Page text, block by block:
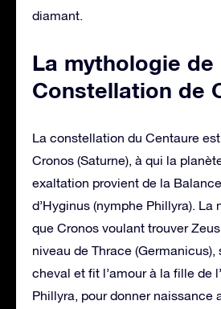
diamant.
La mythologie de
Constellation de
La constellation du Centaure
Cronos (Saturne), à qui la
exaltation provient de la
d’Hyginus (nymphe Phillyra). La
que Cronos voulant trouver
niveau de Thrace (Germanicus),
cheval et fit l’amour à la fille de
Phillyra, pour donner naissance